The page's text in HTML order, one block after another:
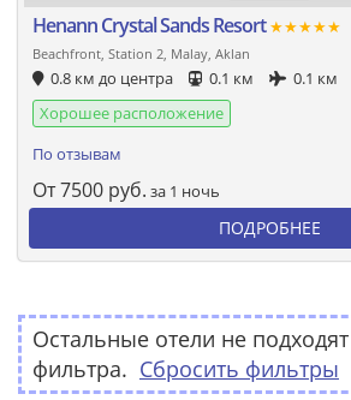
Henann Crystal Sands Resort★★★★★
Beachfront, Station 2, Malay, Aklan
0.8 км до центра 0.1 км
0.1 км
Хорошее расположение
По отзывам
От7500 руб. за 1 ночь
ПОДРОБНЕЕ
Остальные отели не
фильтра. Сбросить фильтры